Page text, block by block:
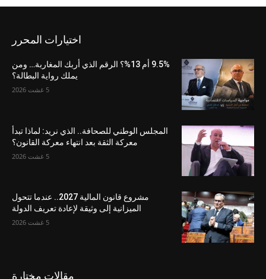
اختيارات المحرر
9.5% أم 13%؟ الرقم الذي أربك المغاربة… ومن
يملك رواية البطالة؟
5 غشت 2026
المجلس الوطني للصحافة.. الذي نريد: لماذا تبدأ
معركة الثقة بعد انتهاء معركة القانون؟
5 غشت 2026
مشروع قانون المالية 2027.. عندما تتحول
الميزانية إلى وثيقة لإعادة تعريف الدولة
5 غشت 2026
مقالات مختارة